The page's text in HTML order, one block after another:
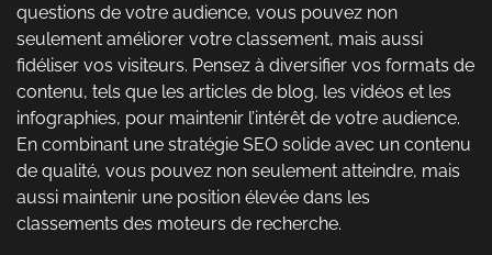
questions de votre audience, vous pouvez non
seulement améliorer votre classement, mais aussi
fidéliser vos visiteurs. Pensez à diversifier vos formats de
contenu, tels que les articles de blog, les vidéos et les
infographies, pour maintenir l’intérêt de votre audience.
En combinant une stratégie SEO solide avec un contenu
de qualité, vous pouvez non seulement atteindre, mais
aussi maintenir une position élevée dans les
classements des moteurs de recherche.